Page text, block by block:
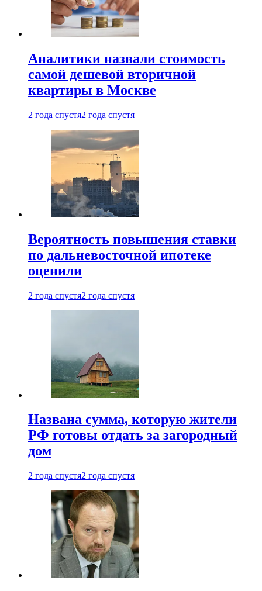
Аналитики назвали стоимость
самой дешевой вторичной
квартиры в Москве
2 года спустя2 года спустя
Вероятность повышения ставки
по дальневосточной ипотеке
оценили
2 года спустя2 года спустя
Названа сумма, которую жители
РФ готовы отдать за загородный
дом
2 года спустя2 года спустя